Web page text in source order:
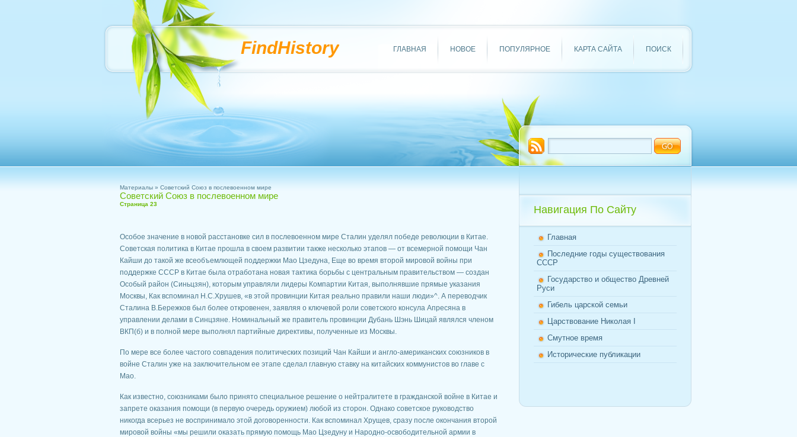
FindHistory ГЛАВНАЯ НОВОЕ ПОПУЛЯРНОЕ КАРТА САЙТА ПОИСК
Материалы » Советский Союз в послевоенном мире
Советский Союз в послевоенном мире
Страница 23
Особое значение в новой расстановке сил в послевоенном мире Сталин уделял победе революции в Китае.
Советская политика в Китае прошла в своем развитии также несколько этапов — от всемерной помощи Чан
Кайши до такой же всеобъемлющей поддержки Мао Цзедуна, Еще во время второй мировой войны при
поддержке СССР в Китае была отработана новая тактика борьбы с центральным правительством — создан
Особый район (Синьцзян), которым управляли лидеры Компартии Китая, выполнявшие прямые указания
Москвы, Как вспоминал Н.С.Хрушев, «в этой провинции Китая реально правили наши люди»^. А переводчик
Сталина В.Бережков был более откровенен, заявляя о ключевой роли советского консула Апресяна в
управлении делами в Синцзяне. Номинальный же правитель провинции Дубань Шэнь Шицай являлся членом
ВКП(б) и в полной мере выполнял партийные директивы, полученные из Москвы.
По мере все более частого совпадения политических позиций Чан Кайши и англо-американских союзников в
войне Сталин уже на заключительном ее этапе сделал главную ставку на китайских коммунистов во главе с
Мао.
Как известно, союзниками было принято специальное решение о нейтралитете в гражданской войне в Китае и
запрете оказания помощи (в первую очередь оружием) любой из сторон. Однако советское руководство
никогда всерьез не воспринимало этой договоренности. Как вспоминал Хрущев, сразу после окончания второй
мировой войны «мы решили оказать прямую помощь Мао Цзедуну и Народно-освободительной армии в
Навигация По Сайту
Главная
Последние годы существования
СССР
Государство и общество Древней
Руси
Гибель царской семьи
Царствование Николая I
Смутное время
Исторические публикации